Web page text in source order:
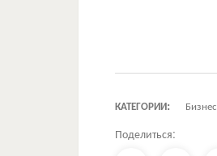
КАТЕГОРИИ:
Поделиться: